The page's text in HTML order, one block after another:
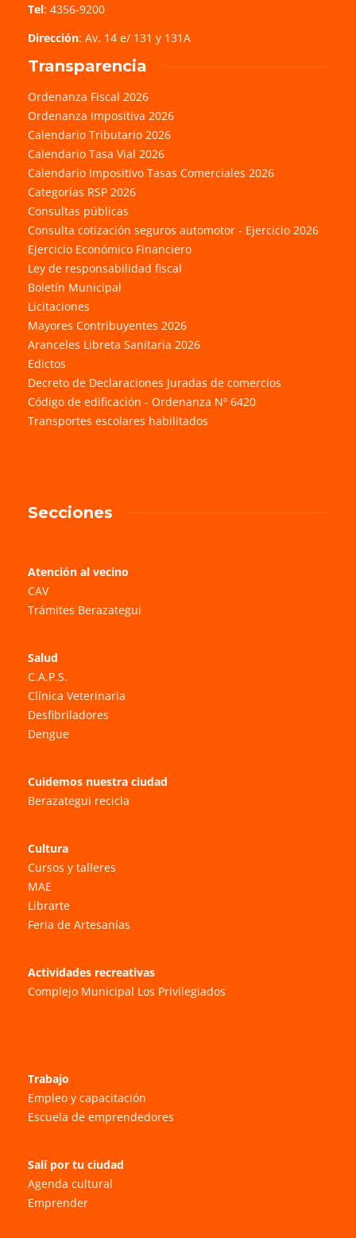
Tel: 4356-9200
Dirección: Av. 14 e/ 131 y 131A
Transparencia
Ordenanza Fiscal 2026
Ordenanza Impositiva 2026
Calendario Tributario 2026
Calendario Tasa Vial 2026
Calendario Impositivo Tasas Comerciales 2026
Categorías RSP 2026
Consultas públicas
Consulta cotización seguros automotor - Ejercicio 2026
Ejercicio Económico Financiero
Ley de responsabilidad fiscal
Boletín Municipal
Licitaciones
Mayores Contribuyentes 2026
Aranceles Libreta Sanitaria 2026
Edictos
Decreto de Declaraciones Juradas de comercios
Código de edificación - Ordenanza Nº 6420
Transportes escolares habilitados
Secciones
Atención al vecino
CAV
Trámites Berazategui
Salud
C.A.P.S.
Clínica Veterinaria
Desfibriladores
Dengue
Cuidemos nuestra ciudad
Berazategui recicla
Cultura
Cursos y talleres
MAE
Librarte
Feria de Artesanías
Actividades recreativas
Complejo Municipal Los Privilegiados
Trabajo
Empleo y capacitación
Escuela de emprendedores
Salí por tu ciudad
Agenda cultural
Emprender